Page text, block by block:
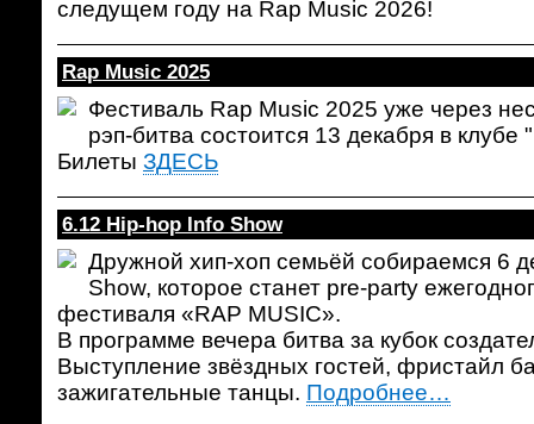
следущем году на Rap Music 2026!
Rap Music 2025
Фестиваль Rap Music 2025 уже через
рэп-битва состоится 13 декабря в
Билеты ЗДЕСЬ
6.12 Hip-hop Info Show
Дружной хип-хоп семьёй собираемся 6
Show, которое станет pre-party
фестиваля «RAP MUSIC».
В программе вечера битва за кубок
Выступление звёздных гостей, фристайл
зажигательные танцы. Подробнее…